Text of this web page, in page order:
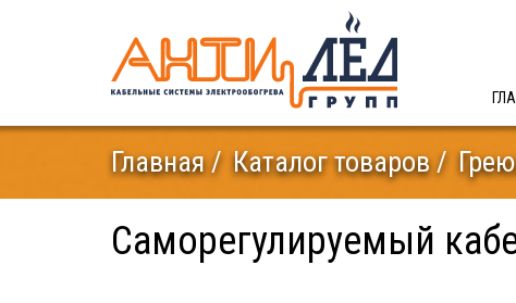
Главная Каталог товаров
Саморегулируемый